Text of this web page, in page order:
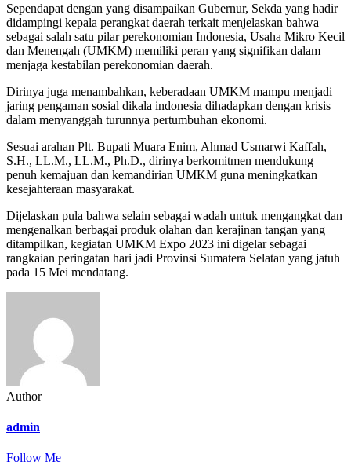
Sependapat dengan yang disampaikan Gubernur, Sekda yang hadir
didampingi kepala perangkat daerah terkait menjelaskan bahwa
sebagai salah satu pilar perekonomian Indonesia, Usaha Mikro Kecil
dan Menengah (UMKM) memiliki peran yang signifikan dalam
menjaga kestabilan perekonomian daerah.
Dirinya juga menambahkan, keberadaan UMKM mampu menjadi
jaring pengaman sosial dikala indonesia dihadapkan dengan krisis
dalam menyanggah turunnya pertumbuhan ekonomi.
Sesuai arahan Plt. Bupati Muara Enim, Ahmad Usmarwi Kaffah,
S.H., LL.M., LL.M., Ph.D., dirinya berkomitmen mendukung
penuh kemajuan dan kemandirian UMKM guna meningkatkan
kesejahteraan masyarakat.
Dijelaskan pula bahwa selain sebagai wadah untuk mengangkat dan
mengenalkan berbagai produk olahan dan kerajinan tangan yang
ditampilkan, kegiatan UMKM Expo 2023 ini digelar sebagai
rangkaian peringatan hari jadi Provinsi Sumatera Selatan yang jatuh
pada 15 Mei mendatang.
Author
admin
Follow Me